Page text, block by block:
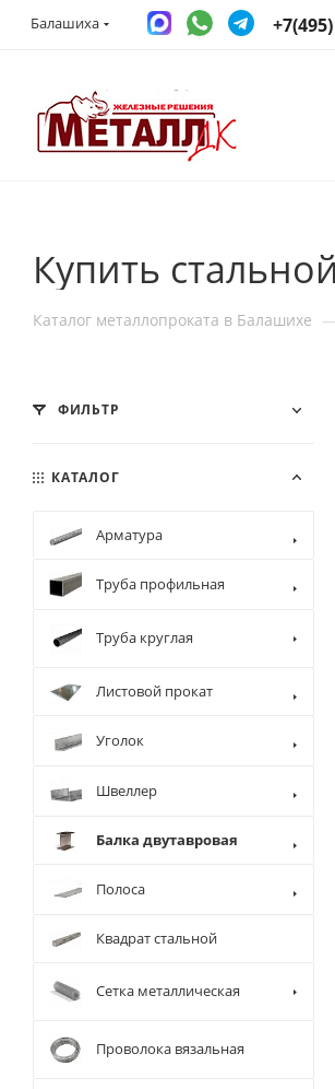
Балашиха
Купить
Каталог металлопроката в Балашихе
ФИЛЬТР
КАТАЛОГ
Арматура
Труба профильная
Труба круглая
Листовой прокат
Уголок
Швеллер
Балка двутавровая
Полоса
Квадрат стальной
Сетка металлическая
Проволока вязальная